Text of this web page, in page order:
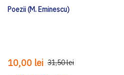
Poezii (M. Eminescu)
10,00 lei 31,50 lei